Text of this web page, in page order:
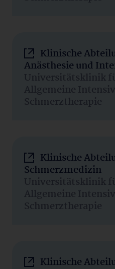
Klinische
Anästhesie und
Universitätsklinik
Allgemeine
Schmerztherapie
Klinische
Schmerzmedizin
Universitätsklinik
Allgemeine
Schmerztherapie
Klinische